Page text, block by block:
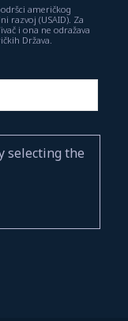
američkog
razvoj (USAID). Za
i ona ne odražava
Država.
selecting the